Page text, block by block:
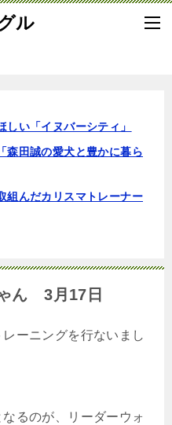
ル
い「イヌバーシティ」
森田誠の愛犬と豊かに暮ら
組んだカリスマトレーナー
ん 3月17日
ーニングを行ないまし
るのが、リーダーウォ